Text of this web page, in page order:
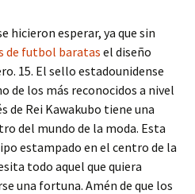
hicieron esperar, ya que sin
de futbol baratasel diseño
15. El sello estadounidense
de los más reconocidos a nivel
de Rei Kawakubo tiene una
del mundo de la moda. Esta
estampado en el centro de la
todo aquel que quiera
una fortuna. Amén de que los